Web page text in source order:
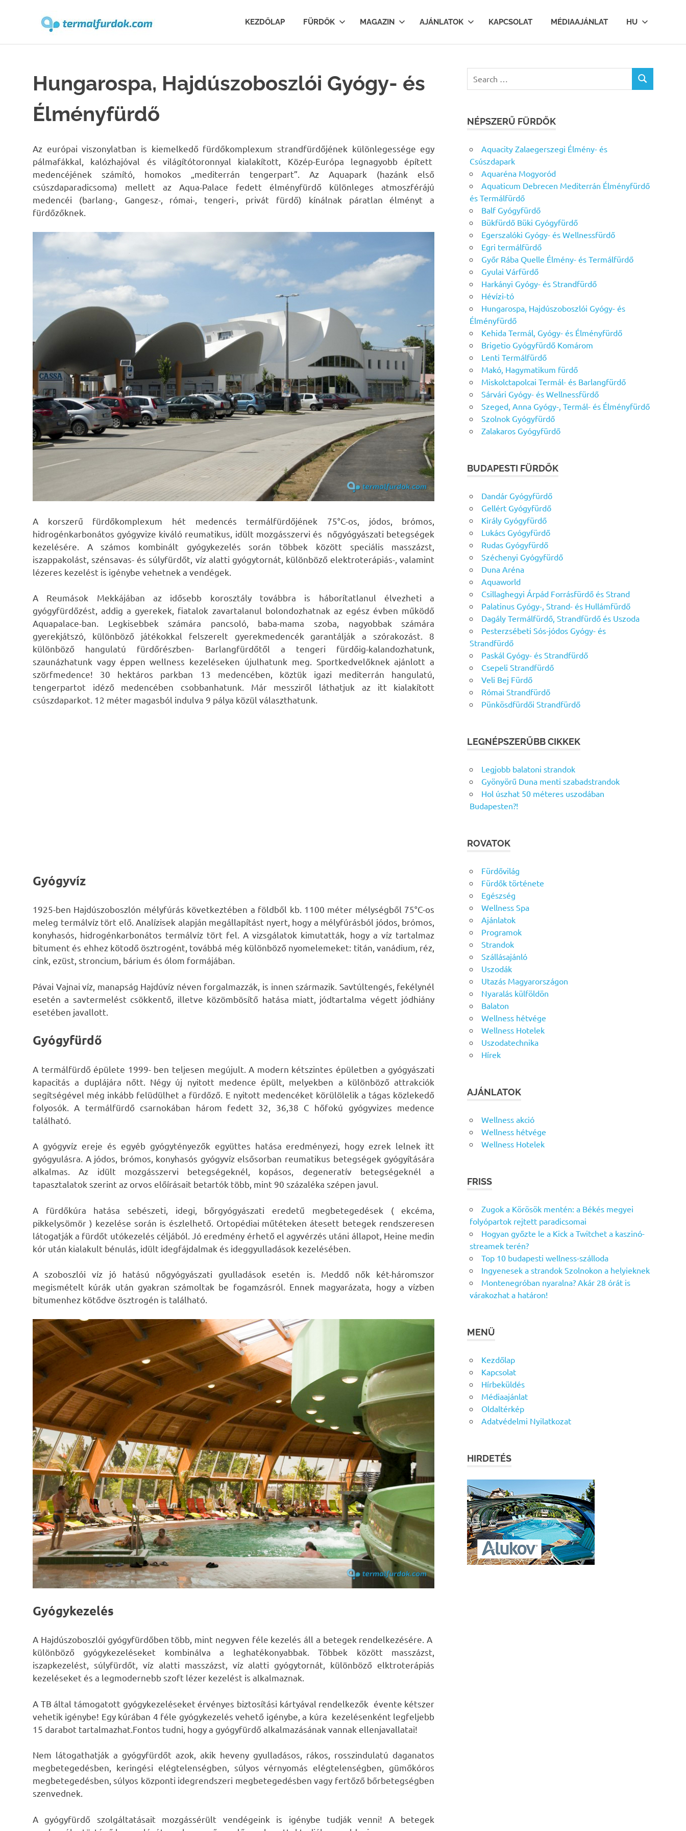
Termalfurdok.com
KEZDŐLAP FÜRDŐK MAGAZIN AJÁNLATOK KAPCSOLAT MÉDIAAJÁNLAT HU
Hungarospa, Hajdúszoboszlói Gyógy- és
Élményfürdő
Az európai viszonylatban is kiemelkedő fürdőkomplexum strandfürdőjének különlegessége egy
pálmafákkal, kalózhajóval és világítótoronnyal kialakított, Közép-Európa legnagyobb épített
medencéjének számító, homokos „mediterrán tengerpart”. Az Aquapark (hazánk első
csúszdaparadicsoma) mellett az Aqua-Palace fedett élményfürdő különleges atmoszférájú
medencéi (barlang-, Gangesz-, római-, tengeri-, privát fürdő) kínálnak páratlan élményt a
fürdőzőknek.
A korszerű fürdőkomplexum hét medencés termálfürdőjének 75°C-os, jódos, brómos,
hidrogénkarbonátos gyógyvize kiváló reumatikus, idült mozgásszervi és nőgyógyászati betegségek
kezelésére. A számos kombinált gyógykezelés során többek között speciális masszázst,
iszappakolást, szénsavas- és súlyfürdőt, víz alatti gyógytornát, különböző elektroterápiás-, valamint
lézeres kezelést is igénybe vehetnek a vendégek.
A Reumások Mekkájában az idősebb korosztály továbbra is háborítatlanul élvezheti a
gyógyfürdőzést, addig a gyerekek, fiatalok zavartalanul bolondozhatnak az egész évben működő
Aquapalace-ban. Legkisebbek számára pancsoló, baba-mama szoba, nagyobbak számára
gyerekjátszó, különböző játékokkal felszerelt gyerekmedencék garantálják a szórakozást. 8
különböző hangulatú fürdőrészben- Barlangfürdőtől a tengeri fürdőig-kalandozhatunk,
szaunázhatunk vagy éppen wellness kezeléseken újulhatunk meg. Sportkedvelőknek ajánlott a
szörfmedence! 30 hektáros parkban 13 medencében, köztük igazi mediterrán hangulatú,
tengerpartot idéző medencében csobbanhatunk. Már messziről láthatjuk az itt kialakított
csúszdaparkot. 12 méter magasból indulva 9 pálya közül választhatunk.
Gyógyvíz
1925-ben Hajdúszoboszlón mélyfúrás következtében a földből kb. 1100 méter mélységből 75°C-os
meleg termálvíz tört elő. Analízisek alapján megállapítást nyert, hogy a mélyfúrásból jódos, brómos,
konyhasós, hidrogénkarbonátos termálvíz tört fel. A vizsgálatok kimutatták, hogy a víz tartalmaz
bitument és ehhez kötodő ösztrogént, továbbá még különböző nyomelemeket: titán, vanádium, réz,
cink, ezüst, stroncium, bárium és ólom formájában.
Pávai Vajnai víz, manapság Hajdúvíz néven forgalmazzák, is innen származik. Savtúltengés, fekélynél
esetén a savtermelést csökkentő, illetve közömbösítő hatása miatt, jódtartalma végett jódhiány
esetében javallott.
Gyógyfürdő
A termálfürdő épülete 1999- ben teljesen megújult. A modern kétszintes épületben a gyógyászati
kapacitás a duplájára nőtt. Négy új nyitott medence épült, melyekben a különböző attrakciók
segítségével még inkább felüdülhet a fürdőző. E nyitott medencéket körülölelik a tágas közlekedő
folyosók. A termálfürdő csarnokában három fedett 32, 36,38 C hőfokú gyógyvizes medence
található.
A gyógyvíz ereje és egyéb gyógytényezők együttes hatása eredményezi, hogy ezrek lelnek itt
gyógyulásra. A jódos, brómos, konyhasós gyógyvíz elsősorban reumatikus betegségek gyógyítására
alkalmas. Az idült mozgásszervi betegségeknél, kopásos, degeneratív betegségeknél a
tapasztalatok szerint az orvos előírásait betartók több, mint 90 százaléka szépen javul.
A fürdőkúra hatása sebészeti, idegi, bőrgyógyászati eredetű megbetegedések ( ekcéma,
pikkelysömör ) kezelése során is észlelhető. Ortopédiai műtéteken átesett betegek rendszeresen
látogatják a fürdőt utókezelés céljából. Jó eredmény érhető el agyvérzés utáni állapot, Heine medin
kór után kialakult bénulás, idült idegfájdalmak és ideggyulladások kezelésében.
A szoboszlói víz jó hatású nőgyógyászati gyulladások esetén is. Meddő nők két-háromszor
megismételt kúrák után gyakran számoltak be fogamzásról. Ennek magyarázata, hogy a vízben
bitumenhez kötődve ösztrogén is található.
Gyógykezelés
A Hajdúszoboszlói gyógyfürdőben több, mint negyven féle kezelés áll a betegek rendelkezésére. A
különböző gyógykezeléseket kombinálva a leghatékonyabbak. Többek között masszázst,
iszapkezelést, súlyfürdőt, víz alatti masszázst, víz alatti gyógytornát, különböző elktroterápiás
kezeléseket és a legmodernebb szoft lézer kezelést is alkalmaznak.
A TB által támogatott gyógykezeléseket érvényes biztosítási kártyával rendelkezők évente kétszer
vehetik igénybe! Egy kúrában 4 féle gyógykezelés vehető igénybe, a kúra kezelésenként legfeljebb
15 darabot tartalmazhat.Fontos tudni, hogy a gyógyfürdő alkalmazásának vannak ellenjavallatai!
Nem látogathatják a gyógyfürdőt azok, akik heveny gyulladásos, rákos, rosszindulatú daganatos
megbetegedésben, keringési elégtelenségben, súlyos vérnyomás elégtelenségben, gümőkóros
megbetegedésben, súlyos központi idegrendszeri megbetegedésben vagy fertőző bőrbetegségben
szenvednek.
A gyógyfürdő szolgáltatásait mozgássérült vendégeink is igénybe tudják venni! A betegek
for:
SEARCH
NÉPSZERŰ FÜRDŐK
Aquacity Zalaegerszegi Élmény- és
Csúszdapark
Aquaréna Mogyoród
Aquaticum Debrecen Mediterrán Élményfürdő
és Termálfürdő
Balf Gyógyfürdő
Bükfürdő Büki Gyógyfürdő
Egerszalóki Gyógy- és Wellnessfürdő
Egri termálfürdő
Győr Rába Quelle Élmény- és Termálfürdő
Gyulai Várfürdő
Harkányi Gyógy- és Strandfürdő
Hévízi-tó
Hungarospa, Hajdúszoboszlói Gyógy- és
Élményfürdő
Kehida Termál, Gyógy- és Élményfürdő
Brigetio Gyógyfürdő Komárom
Lenti Termálfürdő
Makó, Hagymatikum fürdő
Miskolctapolcai Termál- és Barlangfürdő
Sárvári Gyógy- és Wellnessfürdő
Szeged, Anna Gyógy-, Termál- és Élményfürdő
Szolnok Gyógyfürdő
Zalakaros Gyógyfürdő
BUDAPESTI FÜRDŐK
Dandár Gyógyfürdő
Gellért Gyógyfürdő
Király Gyógyfürdő
Lukács Gyógyfürdő
Rudas Gyógyfürdő
Széchenyi Gyógyfürdő
Duna Aréna
Aquaworld
Csillaghegyi Árpád Forrásfürdő és Strand
Palatinus Gyógy-, Strand- és Hullámfürdő
Dagály Termálfürdő, Strandfürdő és Uszoda
Pesterzsébeti Sós-jódos Gyógy- és
Strandfürdő
Paskál Gyógy- és Strandfürdő
Csepeli Strandfürdő
Veli Bej Fürdő
Római Strandfürdő
Pünkösdfürdői Strandfürdő
LEGNÉPSZERŰBB CIKKEK
Legjobb balatoni strandok
Gyönyörű Duna menti szabadstrandok
Hol úszhat 50 méteres uszodában
Budapesten?!
ROVATOK
Fürdővilág
Fürdők története
Egészség
Wellness Spa
Ajánlatok
Programok
Strandok
Szállásajánló
Uszodák
Utazás Magyarországon
Nyaralás külföldön
Balaton
Wellness hétvége
Wellness Hotelek
Uszodatechnika
Hírek
AJÁNLATOK
Wellness akció
Wellness hétvége
Wellness Hotelek
FRISS
Zugok a Körösök mentén: a Békés megyei
folyópartok rejtett paradicsomai
Hogyan győzte le a Kick a Twitchet a kaszinó-
streamek terén?
Top 10 budapesti wellness-szálloda
Ingyenesek a strandok Szolnokon a helyieknek
Montenegróban nyaralna? Akár 28 órát is
várakozhat a határon!
MENÜ
Kezdőlap
Kapcsolat
Hírbeküldés
Médiaajánlat
Oldaltérkép
Adatvédelmi Nyilatkozat
HIRDETÉS